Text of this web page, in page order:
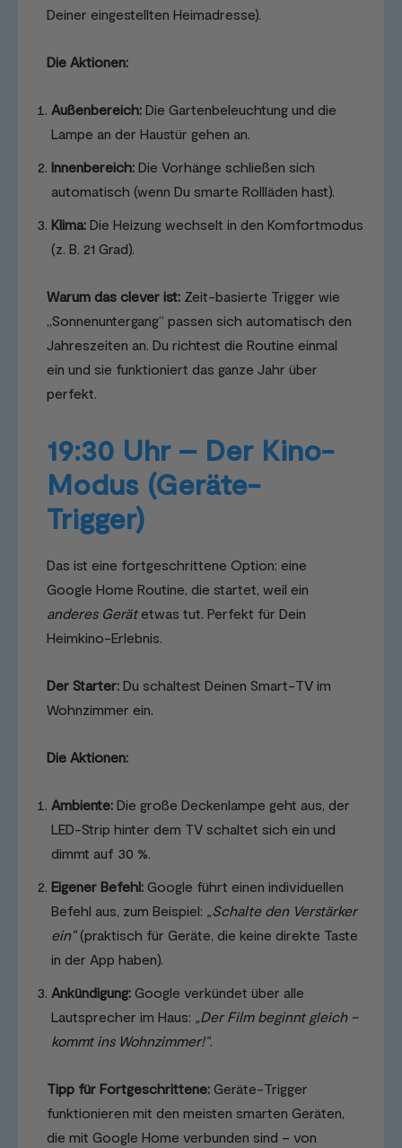
Deiner eingestellten Heimadresse).
Die Aktionen:
Außenbereich: Die Gartenbeleuchtung und die
Lampe an der Haustür gehen an.
Innenbereich: Die Vorhänge schließen sich
automatisch (wenn Du smarte Rollläden hast).
Klima: Die Heizung wechselt in den Komfortmodus
(z. B. 21 Grad).
Warum das clever ist: Zeit-basierte Trigger wie
„Sonnenuntergang“ passen sich automatisch den
Jahreszeiten an. Du richtest die Routine einmal
ein und sie funktioniert das ganze Jahr über
perfekt.
19:30 Uhr – Der Kino-
Modus (Geräte-
Trigger)
Das ist eine fortgeschrittene Option: eine
Google Home Routine, die startet, weil ein
anderes Gerätetwas tut. Perfekt für Dein
Heimkino-Erlebnis.
Der Starter: Du schaltest Deinen Smart-TV im
Wohnzimmer ein.
Die Aktionen:
Ambiente: Die große Deckenlampe geht aus, der
LED-Strip hinter dem TV schaltet sich ein und
dimmt auf 30 %.
Eigener Befehl: Google führt einen individuellen
Befehl aus, zum Beispiel: „Schalte den Verstärker
ein“(praktisch für Geräte, die keine direkte Taste
in der App haben).
Ankündigung: Google verkündet über alle
Lautsprecher im Haus: „Der Film beginnt gleich –
kommt ins Wohnzimmer!“.
Tipp für Fortgeschrittene: Geräte-Trigger
funktionieren mit den meisten smarten Geräten,
die mit Google Home verbunden sind – von